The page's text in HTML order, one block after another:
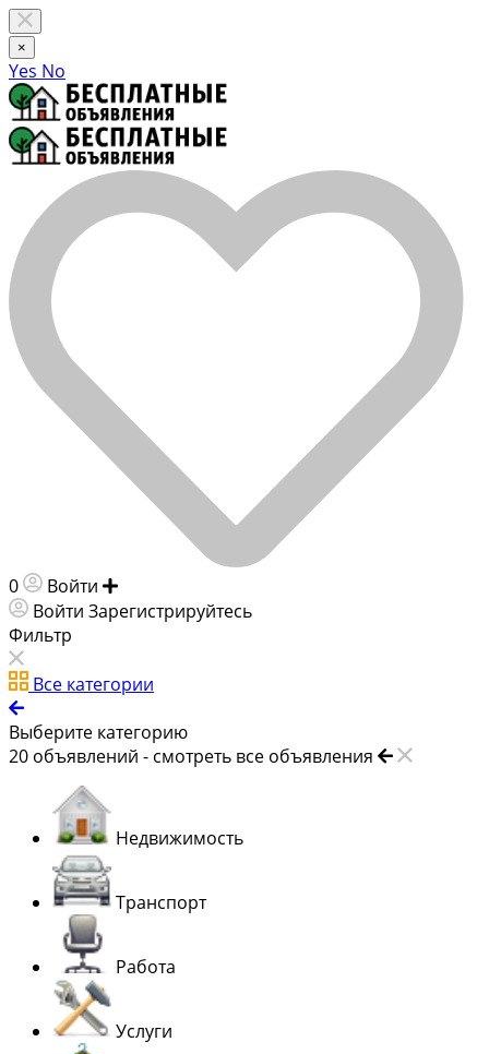
×
Yes No
0 Войти
Войти Зарегистрируйтесь
Фильтр
Все категории
Выберите категорию
20 объявлений - смотреть все объявления
Недвижимость
Транспорт
Работа
Услуги